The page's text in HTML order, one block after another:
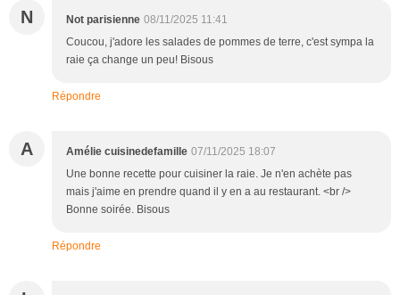
N Not parisienne 08/11/2025 11:41
Coucou, j'adore les salades de pommes de terre, c'est sympa la
raie ça change un peu! Bisous
Répondre
A Amélie cuisinedefamille 07/11/2025 18:07
Une bonne recette pour cuisiner la raie. Je n'en achète pas
mais j'aime en prendre quand il y en a au restaurant. <br />
Bonne soirée. Bisous
Répondre